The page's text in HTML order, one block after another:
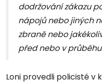
dodržování zákazu
nápojů nebo jiných
zbraně nebo
před nebo v
Loni provedli policisté v